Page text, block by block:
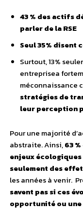
43 % des actifs
parler de la RSE
Seul35% disent
Surtout, 13%
entreprisea
méconnaissance
stratégies de
leur perception
Pour une majorité
abstraite. Ainsi,63
enjeux écologiques
seulement des
les années à venir.
savent pas si ces
opportunité ou